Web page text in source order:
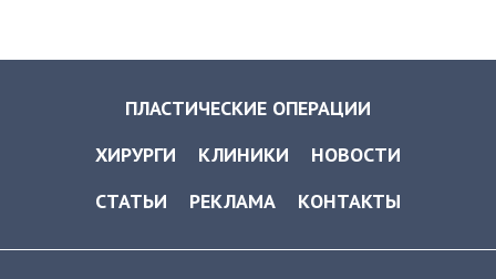
ПЛАСТИЧЕСКИЕ ОПЕРАЦИИ
ХИРУРГИ
КЛИНИКИ
НОВОСТИ
СТАТЬИ
РЕКЛАМА КОНТАКТЫ